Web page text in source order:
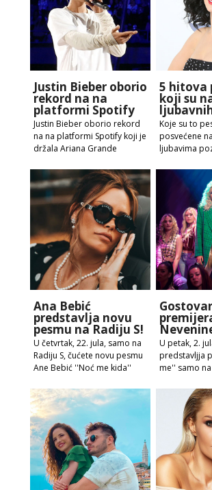
Justin Bieber oborio
rekord na na
platformi Spotify
Justin Bieber oborio rekord
na na platformi Spotify koji je
držala Ariana Grande
5 hitova
koji su
Koje su to
posvećene
ljubavima
Ana Bebić
predstavlja novu
pesmu na Radiju S!
U četvrtak, 22. jula, samo na
Radiju S, čućete novu pesmu
Ane Bebić ''Noć me kida''
U petak, 2.
predstavljja
me'' samo na